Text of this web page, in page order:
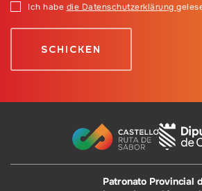
Ich habe die Datenschutzerklärung
Patronato Provincial